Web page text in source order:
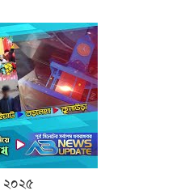
২০২৫